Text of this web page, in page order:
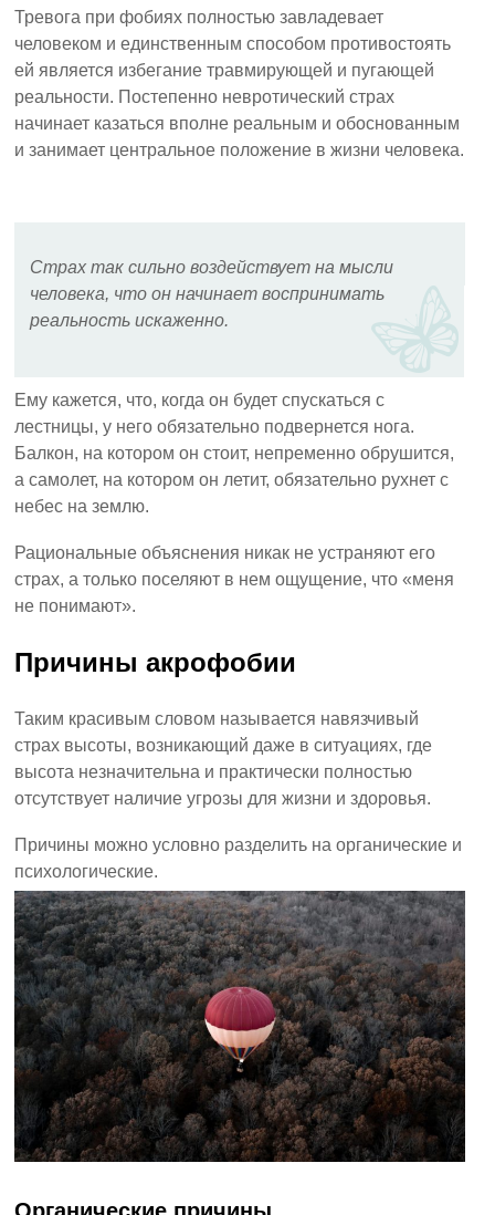
Тревога при фобиях полностью завладевает
человеком и единственным способом противостоять
ей является избегание травмирующей и пугающей
реальности. Постепенно невротический страх
начинает казаться вполне реальным и обоснованным
и занимает центральное положение в жизни человека.
Страх так сильно воздействует на мысли
человека, что он начинает воспринимать
реальность искаженно.
Ему кажется, что, когда он будет спускаться с
лестницы, у него обязательно подвернется нога.
Балкон, на котором он стоит, непременно обрушится,
а самолет, на котором он летит, обязательно рухнет с
небес на землю.
Рациональные объяснения никак не устраняют его
страх, а только поселяют в нем ощущение, что «меня
не понимают».
Причины акрофобии
Таким красивым словом называется навязчивый
страх высоты, возникающий даже в ситуациях, где
высота незначительна и практически полностью
отсутствует наличие угрозы для жизни и здоровья.
Причины можно условно разделить на органические и
психологические.